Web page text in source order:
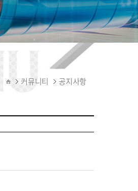
커뮤니티 공지사항